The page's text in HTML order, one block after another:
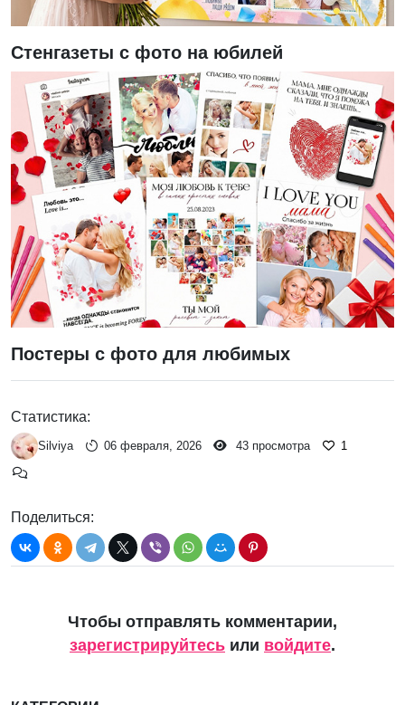
Стенгазеты с фото на юбилей
Постеры с фото для любимых
Статистика:
Silviya 06 февраля, 2026 43 просмотра 1
Поделиться:
Чтобы отправлять комментарии,
зарегистрируйтесь или войдите.